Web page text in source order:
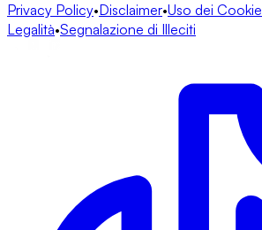
Privacy Policy•Disclaimer•Uso dei Cookie
Legalità•Segnalazione di Illeciti